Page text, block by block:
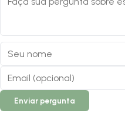
Enviar pergunta